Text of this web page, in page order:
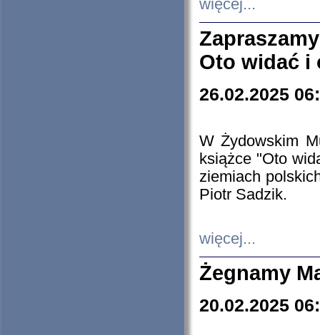
więcej...
Oto widać i
26.02.2025
W Żydowskim
książce "Oto
ziemiach
Piotr Sadzik.
więcej...
Żegnamy
20.02.2025